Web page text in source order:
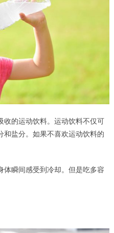
收的运动饮料。运动饮料不仅可
和盐分。如果不喜欢运动饮料的
体瞬间感受到冷却。但是吃多容